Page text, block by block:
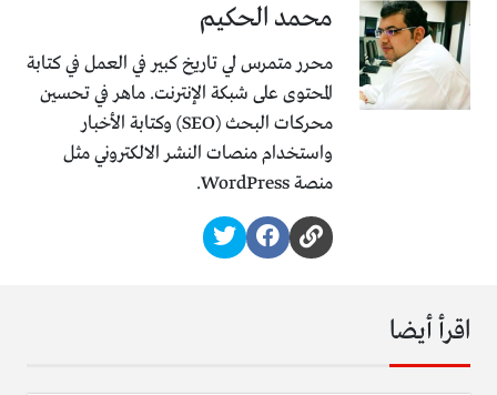
محمد الحكيم
محرر متمرس لي تاريخ كبير في العمل في كتابة
المحتوى على شبكة الإنترنت. ماهر في تحسين
محركات البحث (SEO) وكتابة الأخبار
واستخدام منصات النشر الالكتروني مثل
منصة WordPress.
اقرأ أيضا